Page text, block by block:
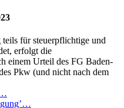
für steuerpflichtige und
erfolgt die
einem Urteil des FG Baden-
Pkw (und nicht nach dem